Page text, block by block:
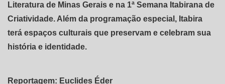
Literatura de Minas Gerais e na 1ª Semana Itabirana de
Criatividade. Além da programação especial, Itabira
terá espaços culturais que preservam e celebram sua
história e identidade.
Reportagem: Euclides Éder